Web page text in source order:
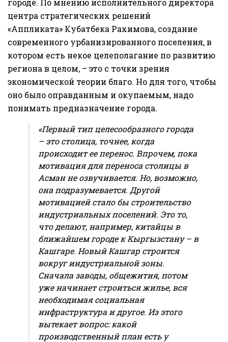
городе. По мнению исполнительного директора
центра стратегических решений
«Аппликата» Кубатбека Рахимова, создание
современного урбанизированного поселения, в
котором есть некое целеполагание по развитию
региона в целом, – это с точки зрения
экономической теории благо. Но для того, чтобы
оно было оправданным и окупаемым, надо
понимать предназначение города.
«Первый тип целесообразного города
– это столица, точнее, когда
происходит ее перенос. Впрочем, пока
мотивация для переноса столицы в
Асман не озвучивается. Но, возможно,
она подразумевается. Другой
мотивацией стало бы строительство
индустриальных поселений. Это то,
что делают, например, китайцы в
ближайшем городе к Кыргызстану – в
Кашгаре. Новый Кашгар строится
вокруг индустриальной зоны.
Сначала заводы, общежития, потом
уже начинает строиться жилье, вся
необходимая социальная
инфраструктура и другое. Из этого
вытекает вопрос: какой
производственный план есть у